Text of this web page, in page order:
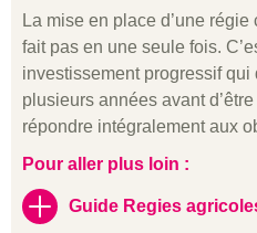
La mise en place d’une
fait pas en une seule fois.
investissement progressif
plusieurs années avant
répondre intégralement aux
Pour aller plus loin :
Guide Regies